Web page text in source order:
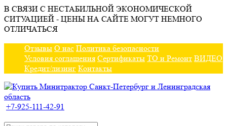
В СВЯЗИ С НЕСТАБИЛЬНОЙ ЭКОНОМИЧЕСКОЙ
СИТУАЦИЕЙ - ЦЕНЫ НА САЙТЕ МОГУТ НЕМНОГО
ОТЛИЧАТЬСЯ
Отзывы О нас Политика безопасности
Условия соглашения Сертификаты ТО и Ремонт ВИДЕО
Кредит/лизинг Контакты
+7-925-111-42-91